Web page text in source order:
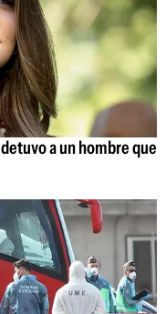
a un hombre que